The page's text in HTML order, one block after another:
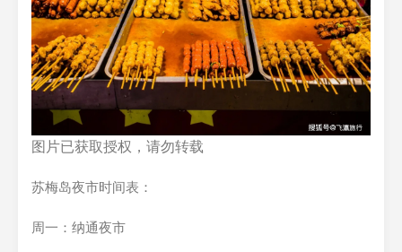
图片已获取授权，请勿转载
苏梅岛夜市时间表：
周一：纳通夜市